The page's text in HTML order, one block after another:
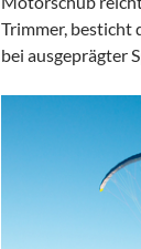
Trimmer, besticht
bei ausgeprägter